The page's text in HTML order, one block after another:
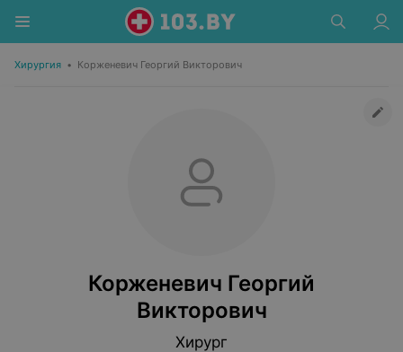
Хирургия • Корженевич Георгий Викторович
Корженевич Георгий
Викторович
Хирург